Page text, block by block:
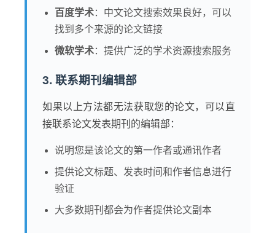
百度学术：中文论文搜索效果良好，可以
找到多个来源的论文链接
微软学术：提供广泛的学术资源搜索服务
3. 联系期刊编辑部
如果以上方法都无法获取您的论文，可以直
接联系论文发表期刊的编辑部：
说明您是该论文的第一作者或通讯作者
提供论文标题、发表时间和作者信息进行
验证
大多数期刊都会为作者提供论文副本